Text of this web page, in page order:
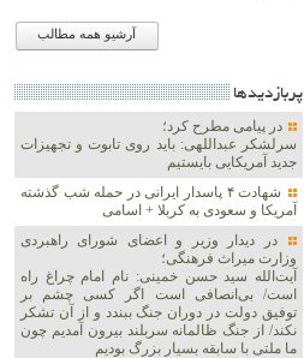
آرشیو همه مطالب
پربازديدها
در پیامی مطرح کرد؛
سرلشکر عبداللهی: باید روی تابوت و تجهیزات
جدید آمریکایی بایستیم
شهادت ۴ پاسدار ایرانی در حمله شب گذشته
آمریکا و سعودی به کربلا + اسامی
در دیدار وزیر و اعضای شورای راهبردی
وزارت‌ میراث فرهنگی؛
آیت‌الله سید حسن خمینی: نام امام چراغ راه
است/ بی‌انصافی است‌ اگر کسی چشم بر
توفیق دولت‌ در دوران جنگ ببندد و از آن تشکر
نکند/ از جنگ ظالمانه سربلند بیرون آمدیم چون
ما ملتی با سابقه بسیار بزرگ بودیم